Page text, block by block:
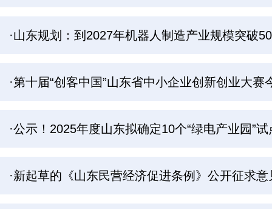
·山东规划：到2027年机器人制造产业规模突破
·第十届“创客中国”山东省中小企业创新创业大赛
·公示！2025年度山东拟确定10个“绿电产业园”
·新起草的《山东民营经济促进条例》公开征求意